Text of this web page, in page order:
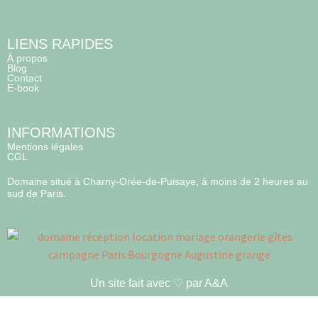
LIENS RAPIDES
À propos
Blog
Contact
E-book
INFORMATIONS
Mentions légales
CGL
Domaine situé à Charny-Orée-de-Puisaye, à moins de 2 heures au
sud de Paris.
Un site fait avec ♡ par A&A